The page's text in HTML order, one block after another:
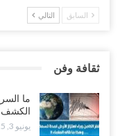
السابق التالي
ثقافة وفن
الكشف
يونيو 3, 2025